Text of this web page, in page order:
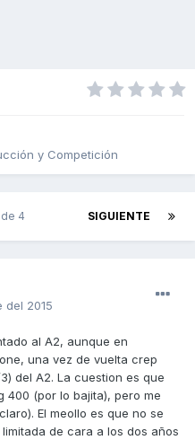
y Competición
SIGUIENTE
de 4
del 2015
al A2, aunque en
una vez de vuelta crep
del A2. La cuestion es que
400 (por lo bajita), pero me
El meollo es que no se
de cara a los dos años